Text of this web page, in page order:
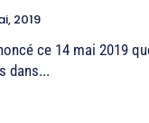
2019
ce 14 mai 2019
dans...